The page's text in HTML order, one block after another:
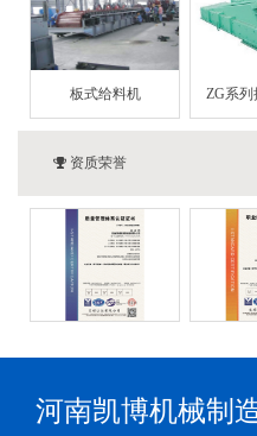
板式给料机 ZG系
资质荣誉
河南凯博机械制